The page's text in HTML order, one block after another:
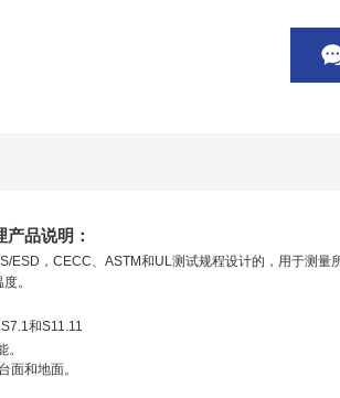
品说明：
ESD，CECC、ASTM和UL测试规程设计的，用于测
。
和S11.11
面和地面。